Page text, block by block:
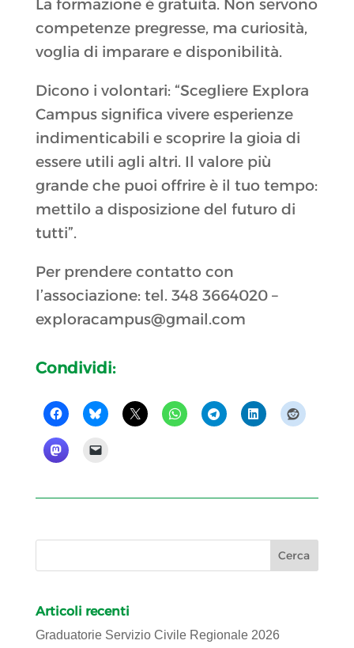
La formazione è gratuita. Non servono
competenze pregresse, ma curiosità,
voglia di imparare e disponibilità.
Dicono i volontari: “Scegliere Explora
Campus significa vivere esperienze
indimenticabili e scoprire la gioia di
essere utili agli altri. Il valore più
grande che puoi offrire è il tuo tempo:
mettilo a disposizione del futuro di
tutti”.
Per prendere contatto con
l’associazione: tel. 348 3664020 –
exploracampus@gmail.com
Condividi:
Articoli recenti
Graduatorie Servizio Civile Regionale 2026